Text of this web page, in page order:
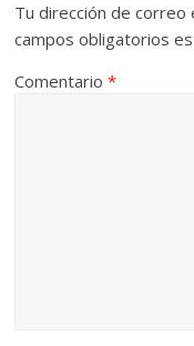
Tu dirección de correo
campos obligatorios
Comentario*